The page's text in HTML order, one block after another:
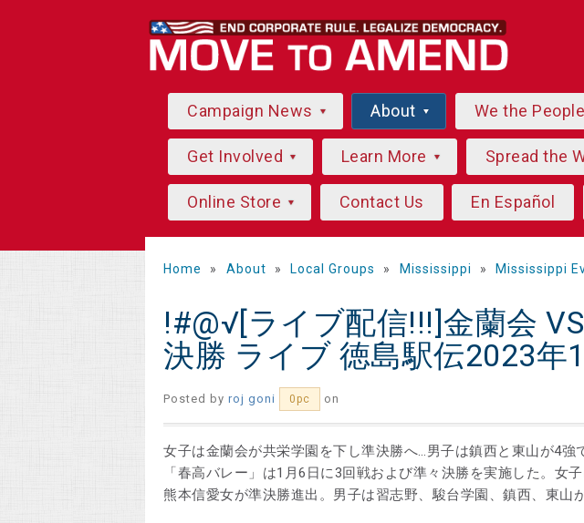
Campaign News About We the
Get Involved Learn More Spread the
Online Store Contact Us En Español
Home » About » Local Groups » Mississippi » Mississippi
!#@√[ライブ配信!!!]金蘭会
決勝 ライブ 徳島駅伝2023年
Posted by roj goni 0pc on
女子は金蘭会が共栄学園を下し準決勝へ…男子は鎮西と東山が4強
「春高バレー」は1月6日に3回戦および準々決勝を実施した。女
熊本信愛女が準決勝進出。男子は習志野、駿台学園、鎮西、東山